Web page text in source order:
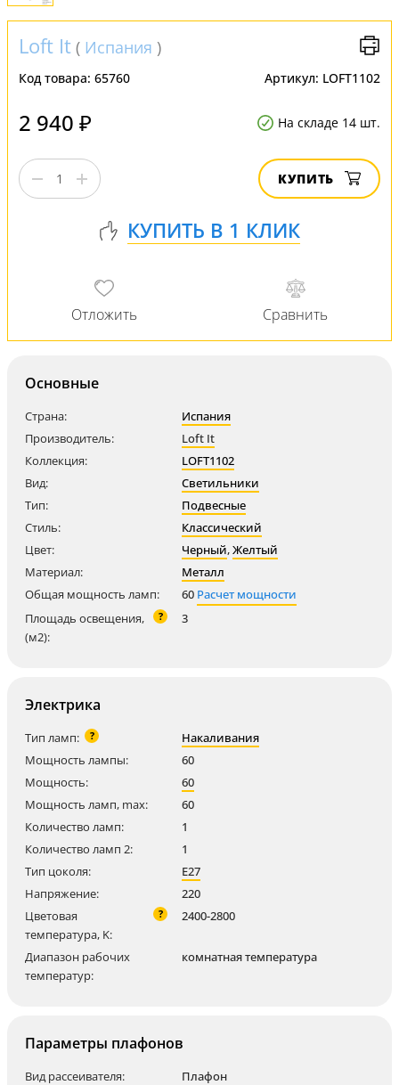
Loft It ( Испания )
Код товара: 65760 Артикул: LOFT1102
2 940 ₽ На складе 14 шт.
КУПИТЬ
Основные
Страна:
Испания
Производитель:
Loft It
Коллекция:
LOFT1102
Вид:
Светильники
Тип:
Подвесные
Стиль:
Классический
Цвет:
Черный,Желтый
Материал:
Металл
Общая мощность ламп:
60 Расчет мощности
Площадь освещения,
(м2):
? 3
Электрика
Тип ламп: ?
Накаливания
Мощность лампы:
60
Мощность:
60
Мощность ламп, max:
60
Количество ламп:
1
Количество ламп 2:
1
Тип цоколя:
E27
Напряжение:
220
Цветовая
температура, K:
? 2400-2800
Диапазон рабочих
температур:
комнатная температура
Параметры плафонов
Вид рассеивателя:
Плафон